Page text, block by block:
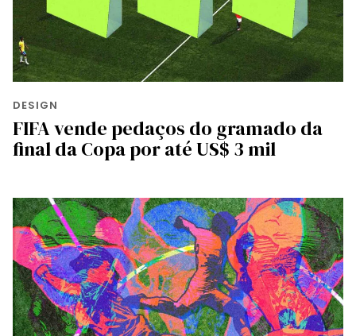
DESIGN
FIFA vende pedaços do gramado da
final da Copa por até US$ 3 mil